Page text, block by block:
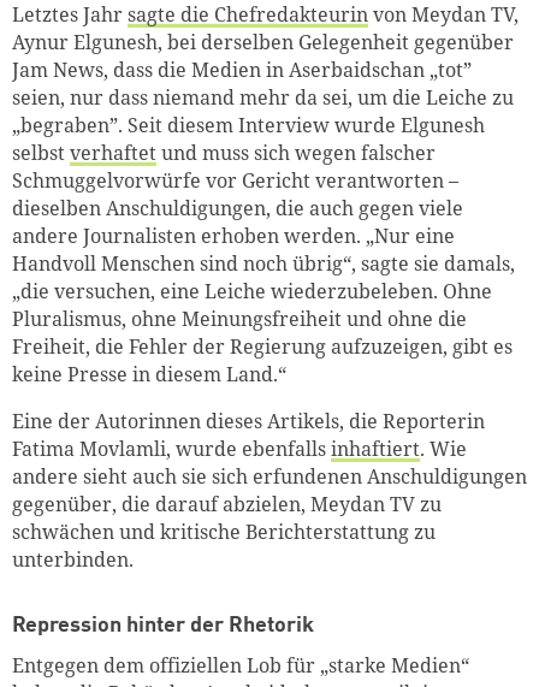
Letztes Jahrsagte die Chefredakteurinvon Meydan TV,
Aynur Elgunesh, bei derselben Gelegenheit gegenüber
Jam News, dass die Medien in Aserbaidschan „tot”
seien, nur dass niemand mehr da sei, um die Leiche zu
„begraben”. Seit diesem Interview wurde Elgunesh
selbstverhaftetund muss sich wegen falscher
Schmuggelvorwürfe vor Gericht verantworten –
dieselben Anschuldigungen, die auch gegen viele
andere Journalisten erhoben werden. „Nur eine
Handvoll Menschen sind noch übrig“, sagte sie damals,
„die versuchen, eine Leiche wiederzubeleben. Ohne
Pluralismus, ohne Meinungsfreiheit und ohne die
Freiheit, die Fehler der Regierung aufzuzeigen, gibt es
keine Presse in diesem Land.“
Eine der Autorinnen dieses Artikels, die Reporterin
Fatima Movlamli, wurde ebenfallsinhaftiert. Wie
andere sieht auch sie sich erfundenen Anschuldigungen
gegenüber, die darauf abzielen, Meydan TV zu
schwächen und kritische Berichterstattung zu
unterbinden.
Repression hinter der Rhetorik
Entgegen dem offiziellen Lob für „starke Medien“